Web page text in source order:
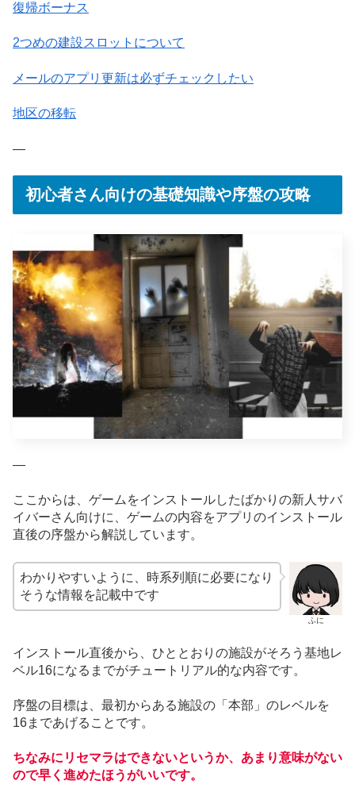
復帰ボーナス
2つめの建設スロットについて
メールのアプリ更新は必ずチェックしたい
地区の移転
—
初心者さん向けの基礎知識や序盤の攻略
—
ここからは、ゲームをインストールしたばかりの新人サバ
イバーさん向けに、ゲームの内容をアプリのインストール
直後の序盤から解説しています。
ふに
わかりやすいように、時系列順に必要になり
そうな情報を記載中です
インストール直後から、ひととおりの施設がそろう基地レ
ベル16になるまでがチュートリアル的な内容です。
序盤の目標は、最初からある施設の「本部」のレベルを
16まであげることです。
ちなみにリセマラはできないというか、あまり意味がない
ので早く進めたほうがいいです。